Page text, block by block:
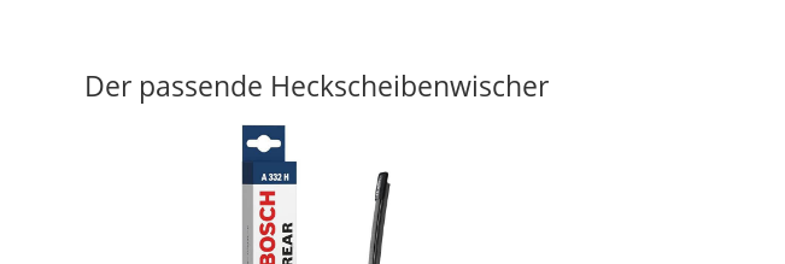
Der passende Heckscheibenwischer